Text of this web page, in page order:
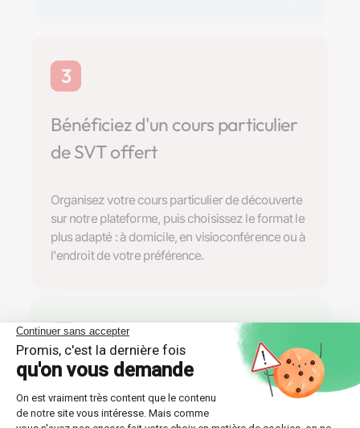
3
Bénéficiez d'un cours particulier
de SVT offert
Organisez votre cours particulier de découverte
sur notre plateforme, puis choisissez le format le
plus adapté : à domicile, en visioconférence ou à
l'endroit de votre préférence.
4
Trouvez la formule de soutien
scolaire parfaite